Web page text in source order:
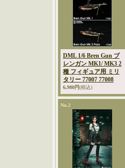
DML 1/6 Bren Gun ブ
レンガン MK1/ MK3 2
種 フィギュア用 ミリ
タリー 77007 77008
6,980円(税込)
No.2